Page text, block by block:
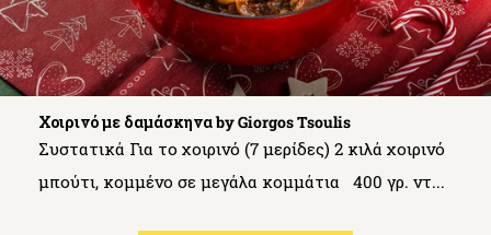
Χοιρινό με δαμάσκηνα by Giorgos Tsoulis
Συστατικά Για το χοιρινό (7 μερίδες) 2 κιλά χοιρινό
μπούτι, κομμένο σε μεγάλα κομμάτια 400 γρ. ντ...